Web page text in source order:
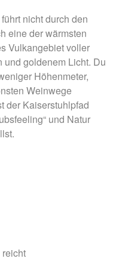
nicht durch den
eine der wärmsten
Vulkangebiet voller
und goldenem Licht. Du
Höhenmeter,
Weinwege
der Kaiserstuhlpfad
und Natur